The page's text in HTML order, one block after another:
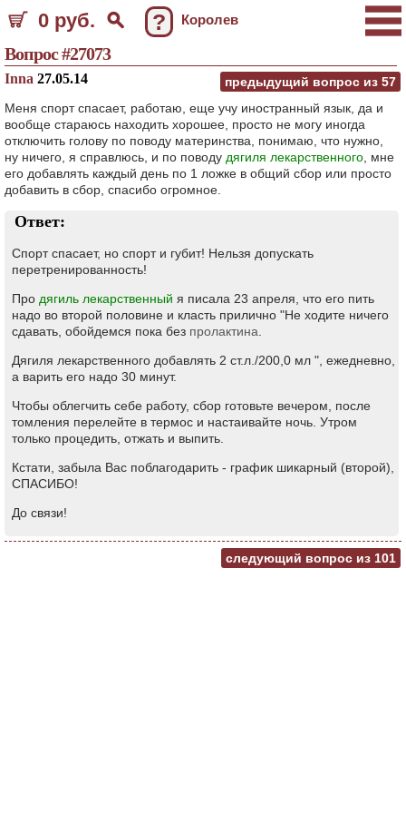
0 руб. ? Королев
Вопрос #27073
предыдущий вопрос из 57
Inna 27.05.14
Меня спорт спасает, работаю, еще учу иностранный язык, да и
вообще стараюсь находить хорошее, просто не могу иногда
отключить голову по поводу материнства, понимаю, что нужно,
ну ничего, я справлюсь, и по поводу дягиля лекарственного , мне
его добавлять каждый день по 1 ложке в общий сбор или просто
добавить в сбор, спасибо огромное.
Ответ:
Спорт спасает, но спорт и губит! Нельзя допускать
перетренированность!
Про дягиль лекарственный я писала 23 апреля, что его пить
надо во второй половине и класть прилично "Не ходите ничего
сдавать, обойдемся пока без пролактина
Дягиля лекарственного добавлять 2 ст.л./200,0 мл ", ежедневно,
а варить его надо 30 минут.
Чтобы облегчить себе работу, сбор готовьте вечером, после
томления перелейте в термос и настаивайте ночь. Утром
только процедить, отжать и выпить.
Кстати, забыла Вас поблагодарить - график шикарный (второй),
СПАСИБО!
До связи!
следующий вопрос из 101